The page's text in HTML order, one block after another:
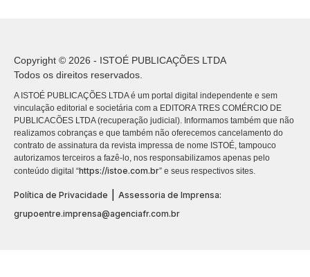
Copyright © 2026 - ISTOÉ PUBLICAÇÕES LTDA
Todos os direitos reservados.
A ISTOÉ PUBLICAÇÕES LTDA é um portal digital independente e sem
vinculação editorial e societária com a EDITORA TRES COMÉRCIO DE
PUBLICACÕES LTDA (recuperação judicial). Informamos também que não
realizamos cobranças e que também não oferecemos cancelamento do
contrato de assinatura da revista impressa de nome ISTOÉ, tampouco
autorizamos terceiros a fazê-lo, nos responsabilizamos apenas pelo
conteúdo digital “https://istoe.com.br” e seus respectivos sites.
Política de Privacidade | Assessoria de Imprensa:
grupoentre.imprensa@agenciafr.com.br